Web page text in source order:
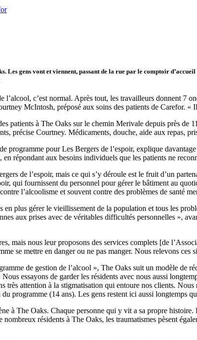
Les gens vont et viennent, passant de la rue par le comptoir
l’alcool, c’est normal. Après tout, les travailleurs donnent 7
McIntosh, préposé aux soins des patients de Carefor. «
patients à The Oaks sur le chemin Merivale depuis près
précise Courtney. Médicaments, douche, aide aux repas,
programme pour Les Bergers de l’espoir, explique
en répondant aux besoins individuels que les patients ne
de l’espoir, mais ce qui s’y déroule est le fruit d’un
qui fournissent du personnel pour gérer le bâtiment au
l’alcoolisme et souvent contre des problèmes de santé
plus gérer le vieillissement de la population et tous les
aux prises avec de véritables difficultés personnelles »,
mais nous leur proposons des services complets [de
se mettre en danger ou ne pas manger. Nous relevons
de gestion de l’alcool », The Oaks suit un modèle de
essayons de garder les résidents avec nous aussi
très attention à la stigmatisation qui entoure nos clients.
programme (14 ans). Les gens restent ici aussi longtemps
à The Oaks. Chaque personne qui y vit a sa propre
nombreux résidents à The Oaks, les traumatismes pèsent